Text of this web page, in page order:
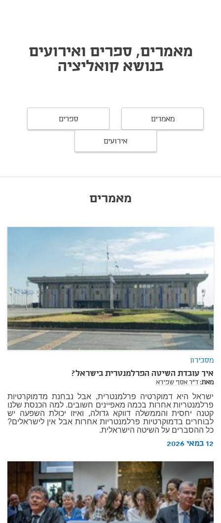
מאמרים, ספרים ואירועים
בנושא קואליציה
מאמרים ספרים
אירועים
מאמרים
מסבירון
איך עובדת השיטה הפרלמנטרית בישראל?
מאת:ד"ר אסף שפירא
ישראל היא דמוקרטיה פרלמנטרית, אבל נבחנת מדמוקרטיות
פרלמנטריות אחרות בכמה מאפיינים חשובים. למה הכנסת שלנו
קטנה יחסית והממשלה דווקא גדולה, ואיזו יכולת השפעה יש
לבוחרים בדמוקרטיות פרלמנטריות אחרות אבל אין לישראלים?
כל ההסברים על השיטה הישראלית.
12 במאי 2026